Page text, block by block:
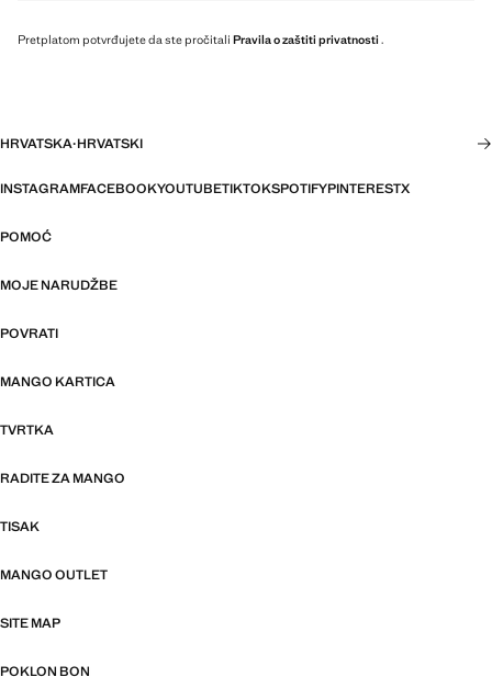
Pretplatom potvrđujete da ste pročitali Pravila o zaštiti privatnosti .
HRVATSKA·HRVATSKI
INSTAGRAMFACEBOOKYOUTUBETIKTOKSPOTIFYPINTERESTX
POMOĆ
MOJE NARUDŽBE
POVRATI
MANGO KARTICA
TVRTKA
RADITE ZA MANGO
TISAK
MANGO OUTLET
SITE MAP
POKLON BON